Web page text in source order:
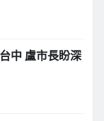
中 盧市長盼深